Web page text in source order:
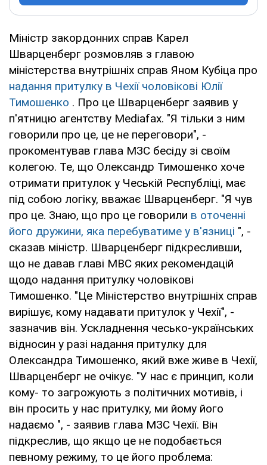
Міністр закордонних справ Карел
Шварценберг розмовляв з главою
міністерства внутрішніх справ Яном Кубіца про
надання притулку в Чехії чоловікові Юлії
Тимошенко . Про це Шварценберг заявив у
п'ятницю агентству Mediafax. "Я тільки з ним
говорили про це, це не переговори", -
прокоментував глава МЗС бесіду зі своїм
колегою. Те, що Олександр Тимошенко хоче
отримати притулок у Чеській Республіці, має
під собою логіку, вважає Шварценберг. "Я чув
про це. Знаю, що про це говорили в оточенні
його дружини, яка перебуватиме у в'язниці ", -
сказав міністр. Шварценберг підкресливши,
що не давав главі МВС яких рекомендацій
щодо надання притулку чоловікові
Тимошенко. "Це Міністерство внутрішніх справ
вирішує, кому надавати притулок у Чехії", -
зазначив він. Ускладнення чесько-українських
відносин у разі надання притулку для
Олександра Тимошенко, який вже живе в Чехії,
Шварценберг не очікує. "У нас є принцип, коли
кому- то загрожують з політичних мотивів, і
він просить у нас притулку, ми йому його
надаємо ", - заявив глава МЗС Чехії. Він
підкреслив, що якщо це не подобається
певному режиму, то це його проблема: